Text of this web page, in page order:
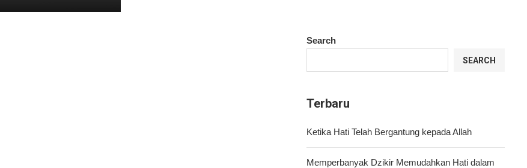
Search
SEARCH
Terbaru
Ketika Hati Telah Bergantung kepada Allah
Memperbanyak Dzikir Memudahkan Hati dalam